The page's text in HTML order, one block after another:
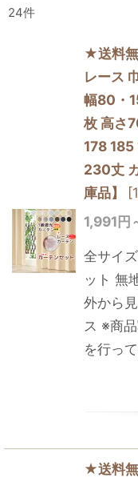
24件
★送料無
レース
幅80・
枚 高さ
178
230丈
庫品】
[
1,991円
全サイ
ット 無
外から
ス ※商
を行っ
★送料